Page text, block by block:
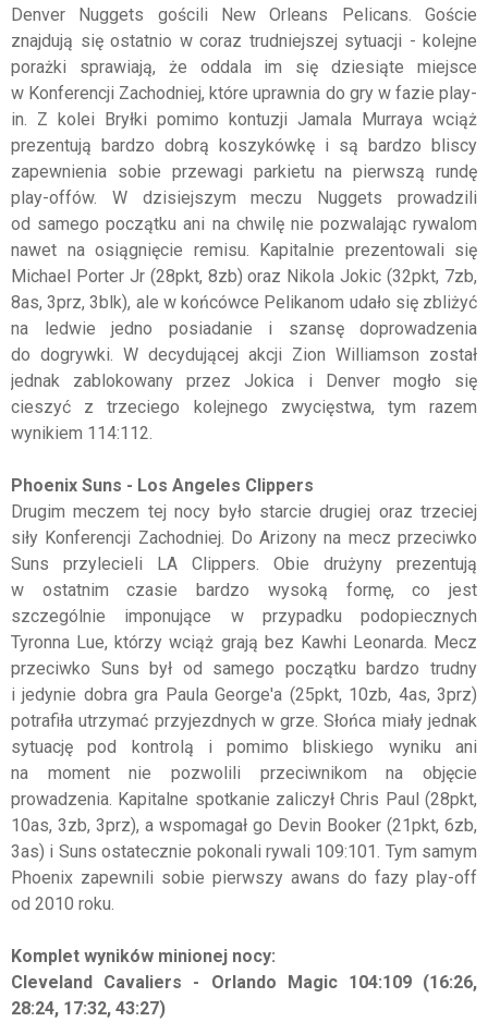
Denver Nuggets gościli New Orleans Pelicans. Goście
znajdują się ostatnio w coraz trudniejszej sytuacji - kolejne
porażki sprawiają, że oddala im się dziesiąte miejsce
w Konferencji Zachodniej, które uprawnia do gry w fazie play-
in. Z kolei Bryłki pomimo kontuzji Jamala Murraya wciąż
prezentują bardzo dobrą koszykówkę i są bardzo bliscy
zapewnienia sobie przewagi parkietu na pierwszą rundę
play-offów. W dzisiejszym meczu Nuggets prowadzili
od samego początku ani na chwilę nie pozwalając rywalom
nawet na osiągnięcie remisu. Kapitalnie prezentowali się
Michael Porter Jr (28pkt, 8zb) oraz Nikola Jokic (32pkt, 7zb,
8as, 3prz, 3blk), ale w końcówce Pelikanom udało się zbliżyć
na ledwie jedno posiadanie i szansę doprowadzenia
do dogrywki. W decydującej akcji Zion Williamson został
jednak zablokowany przez Jokica i Denver mogło się
cieszyć z trzeciego kolejnego zwycięstwa, tym razem
wynikiem 114:112.
Phoenix Suns - Los Angeles Clippers
Drugim meczem tej nocy było starcie drugiej oraz trzeciej
siły Konferencji Zachodniej. Do Arizony na mecz przeciwko
Suns przylecieli LA Clippers. Obie drużyny prezentują
w ostatnim czasie bardzo wysoką formę, co jest
szczególnie imponujące w przypadku podopiecznych
Tyronna Lue, którzy wciąż grają bez Kawhi Leonarda. Mecz
przeciwko Suns był od samego początku bardzo trudny
i jedynie dobra gra Paula George'a (25pkt, 10zb, 4as, 3prz)
potrafiła utrzymać przyjezdnych w grze. Słońca miały jednak
sytuację pod kontrolą i pomimo bliskiego wyniku ani
na moment nie pozwolili przeciwnikom na objęcie
prowadzenia. Kapitalne spotkanie zaliczył Chris Paul (28pkt,
10as, 3zb, 3prz), a wspomagał go Devin Booker (21pkt, 6zb,
3as) i Suns ostatecznie pokonali rywali 109:101. Tym samym
Phoenix zapewnili sobie pierwszy awans do fazy play-off
od 2010 roku.
Komplet wyników minionej nocy:
Cleveland Cavaliers - Orlando Magic 104:109 (16:26,
28:24, 17:32, 43:27)